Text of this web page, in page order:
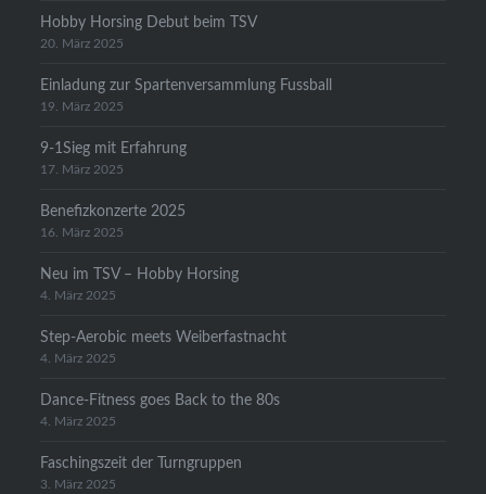
Hobby Horsing Debut beim TSV
20. März 2025
Einladung zur Spartenversammlung Fussball
19. März 2025
9-1Sieg mit Erfahrung
17. März 2025
Benefizkonzerte 2025
16. März 2025
Neu im TSV – Hobby Horsing
4. März 2025
Step-Aerobic meets Weiberfastnacht
4. März 2025
Dance-Fitness goes Back to the 80s
4. März 2025
Faschingszeit der Turngruppen
3. März 2025